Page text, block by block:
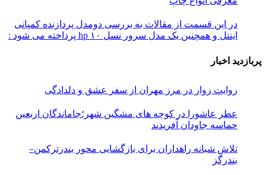
در این قسمت از مقالات به بررسی دو‌مدل پردازنده کمپانی
اینتل و همچنین یک مدل سرور نسل ۱۰ hp پرداخته می شود :
پربازدید اخبار
روایت زوار در مرز مهران از سفر عشق و دلدادگی
عطر عاشورا در کوچه های مشگین شهر؛جاماندگان اربعین
حماسه جاودان آفریدند
تلاش شبانه راهداران برای بازگشایی محور بندرترکمن–
بندرگز